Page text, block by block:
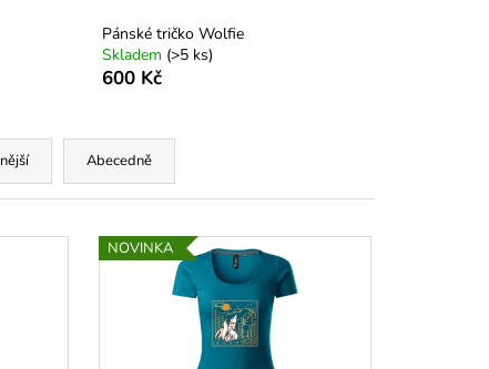
Pánské tričko Wolfie
Skladem (>5 ks)
600 Kč
Abecedně
NOVINKA